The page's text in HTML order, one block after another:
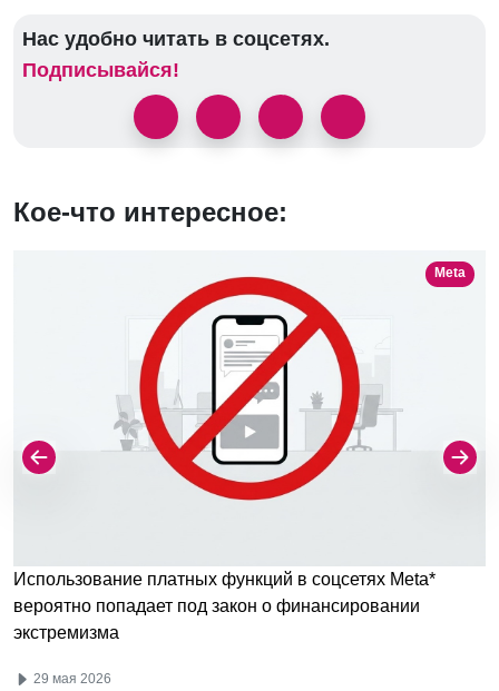
Нас удобно читать в соцсетях.
Подписывайся!
Кое-что интересное:
Meta
Использование платных функций в соцсетях Meta*
вероятно попадает под закон о финансировании
экстремизма
29 мая 2026